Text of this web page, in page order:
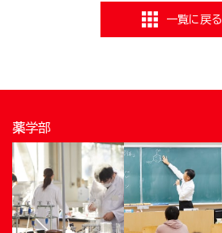
一覧に戻る
薬学部